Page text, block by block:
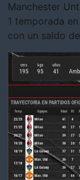
Manchester
1 temporada
con un saldo